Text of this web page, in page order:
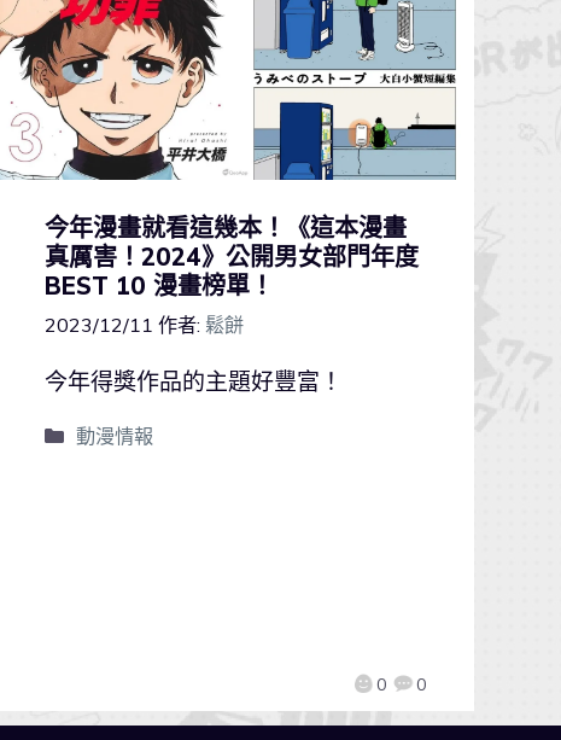
今年漫畫就看這幾本！《這本漫畫
真厲害！2024》公開男女部門年度
BEST 10 漫畫榜單！
2023/12/11 作者: 鬆餅
0 0
今年得獎作品的主題好豐富！
動漫情報